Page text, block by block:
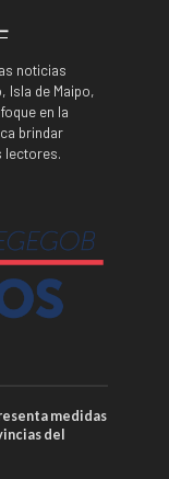
noticias
Isla de Maipo,
en la
brindar
lectores.
medidas
del